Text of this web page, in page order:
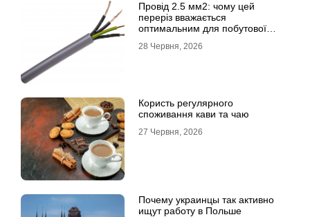
Провід 2.5 мм2: чому цей
переріз вважається
оптимальним для побутової
28 Червня, 2026
Користь регулярного
споживання кави та чаю
27 Червня, 2026
Почему украинцы так активно
ищут работу в Польше